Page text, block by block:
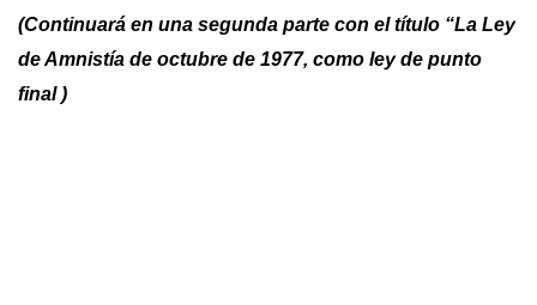
(Continuará en una segunda parte con el título “La Ley
de Amnistía de octubre de 1977, como ley de punto
final )